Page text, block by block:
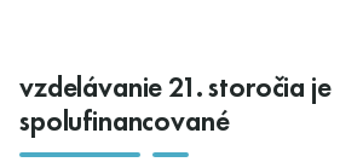
vzdelávanie 21. storočia je
spolufinancované